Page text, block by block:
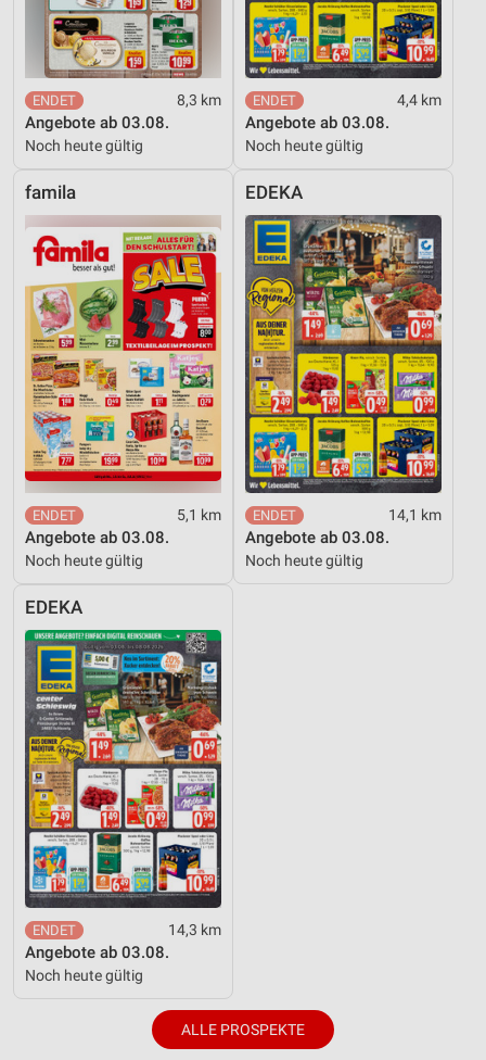
8,3 km
Angebote ab 03.08.
Noch heute gültig
4,4 km
Angebote ab 03.08.
Noch heute gültig
famila
5,1 km
Angebote ab 03.08.
Noch heute gültig
EDEKA
14,1 km
Angebote ab 03.08.
Noch heute gültig
EDEKA
14,3 km
Angebote ab 03.08.
Noch heute gültig
ALLE PROSPEKTE
Notwendig
Performance
Funktional
Werbung